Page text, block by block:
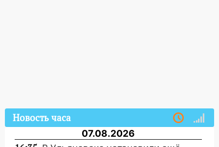
Новость часа
07.08.2026